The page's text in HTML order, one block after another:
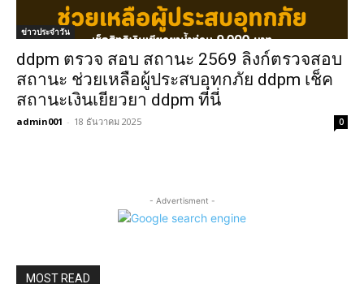
ข่าวประจำวัน
ddpm ตรวจ สอบ สถานะ 2569 ลิงก์ตรวจสอบ
สถานะ ช่วยเหลือผู้ประสบอุทกภัย ddpm เช็ค
สถานะเงินเยียวยา ddpm ที่นี่
admin001 - 18 ธันวาคม 2025 0
- Advertisment -
MOST READ